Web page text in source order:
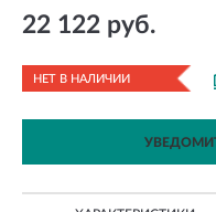
22 122 руб.
НЕТ В НАЛИЧИИ